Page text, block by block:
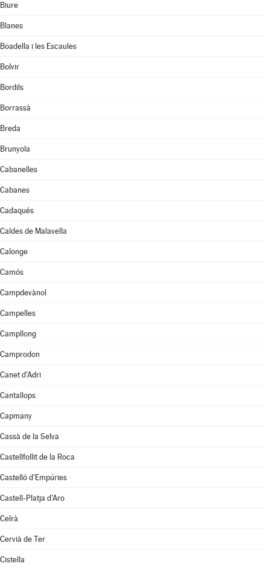
Biure
Blanes
Boadella i les Escaules
Bolvir
Bordils
Borrassà
Breda
Brunyola
Cabanelles
Cabanes
Cadaqués
Caldes de Malavella
Calonge
Camós
Campdevànol
Campelles
Campllong
Camprodon
Canet d'Adri
Cantallops
Capmany
Cassà de la Selva
Castellfollit de la Roca
Castelló d'Empúries
Castell-Platja d'Aro
Celrà
Cervià de Ter
Cistella